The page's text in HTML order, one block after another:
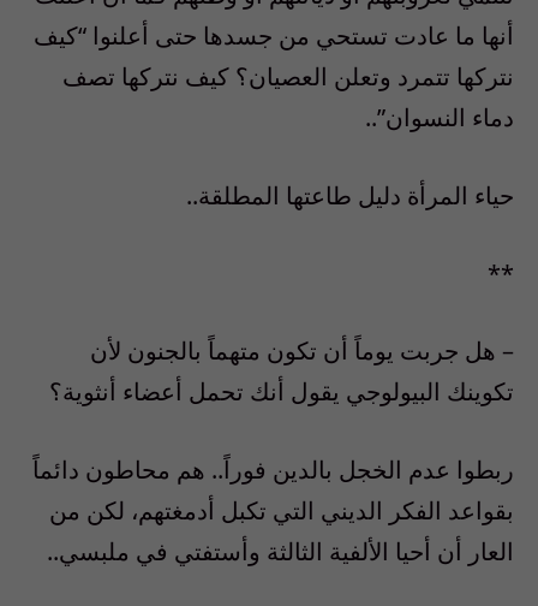
أنها ما عادت تستحي من جسدها حتى أعلنوا “كيف
نتركها تتمرد وتعلن العصيان؟ كيف نتركها تصف
دماء النسوان”..
حياء المرأة دليل طاعتها المطلقة..
**
– هل جربت يوماً أن تكون متهماً بالجنون لأن
تكوينك البيولوجي يقول أنك تحمل أعضاء أنثوية؟
ربطوا عدم الخجل بالدين فوراً.. هم محاطون دائماً
بقواعد الفكر الديني التي تكبل أدمغتهم، لكن من
العار أن أحيا الألفية الثالثة وأستفتي في ملبسي..